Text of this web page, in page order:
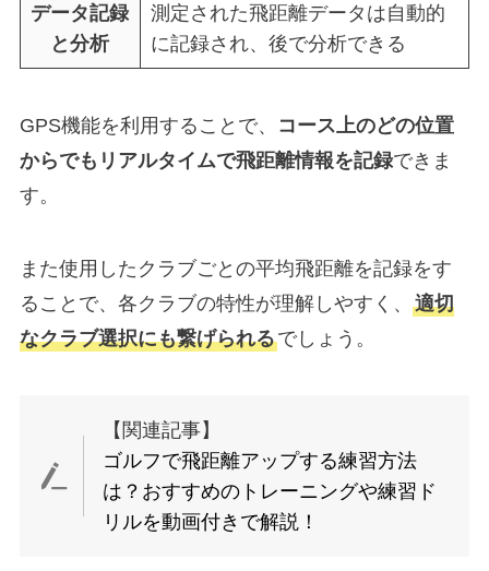
データ記録
と分析
測定された飛距離データは自動的
に記録され、後で分析できる
GPS機能を利用することで、
コース上のどの位置
からでもリアルタイムで飛距離情報を記録できま
す。
また使用したクラブごとの平均飛距離を記録をす
ることで、各クラブの特性が理解しやすく、 適切
なクラブ選択にも繋げられるでしょう。
【関連記事】
ゴルフで飛距離アップする練習方法
は？おすすめのトレーニングや練習ド
リルを動画付きで解説！